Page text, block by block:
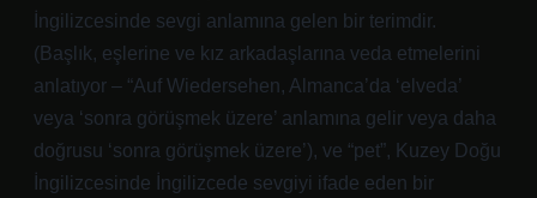
İngilizcesinde sevgi anlamına gelen bir terimdir.
(Başlık, eşlerine ve kız arkadaşlarına veda etmelerini
anlatıyor – “Auf Wiedersehen, Almanca’da ‘elveda’
veya ‘sonra görüşmek üzere’ anlamına gelir veya daha
doğrusu ‘sonra görüşmek üzere’), ve “pet”, Kuzey Doğu
İngilizcesinde İngilizcede sevgiyi ifade eden bir